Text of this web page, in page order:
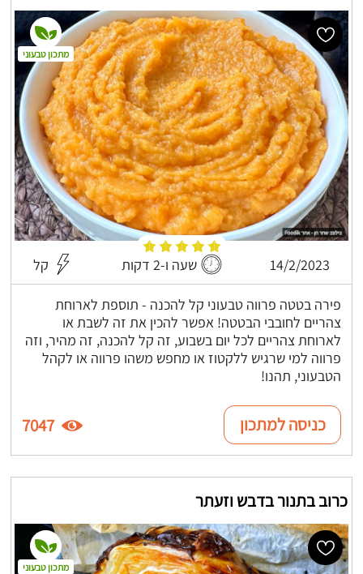
14/2/2023 שעה ו-2 דקות קל
פירה בטטה פרווה טבעוני קל להכנה - תוספת לארוחת
צהריים לחובבי הבטטה! אפשר להכין את זה לשבת או
לארוחת צהריים לכל יום בשבוע, זה קל להכנה, זה מהיר, וזה
פרווה למי שרגיש ללקטוז או מחפש משהו פרווה או לקהל
הטבעוני, תהנו!
מתכון טבעוני
כניסה למתכון 7047
כרוב בתנור בדבש וזעתר
מתכון טבעוני